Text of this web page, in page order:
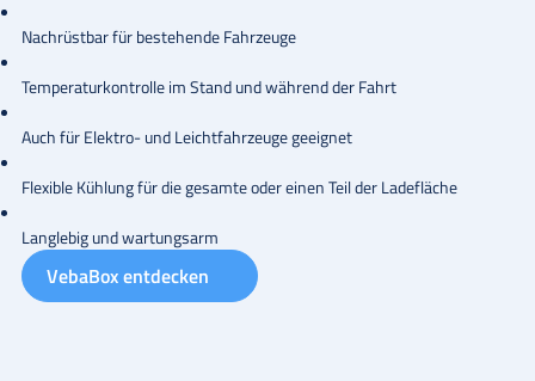
Nachrüstbar für bestehende Fahrzeuge
Temperaturkontrolle im Stand und während der Fahrt
Auch für Elektro- und Leichtfahrzeuge geeignet
Flexible Kühlung für die gesamte oder einen Teil der Ladefläche
Langlebig und wartungsarm
VebaBox entdecken